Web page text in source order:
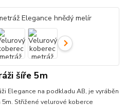
šíře 5m
Elegance na podkladu AB, je vyráběn
5m. Střižené velurové koberce